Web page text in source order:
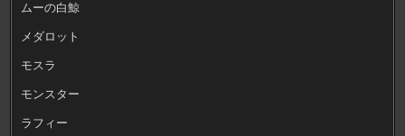
ムーの白鯨
メダロット
モスラ
モンスター
ラフィー